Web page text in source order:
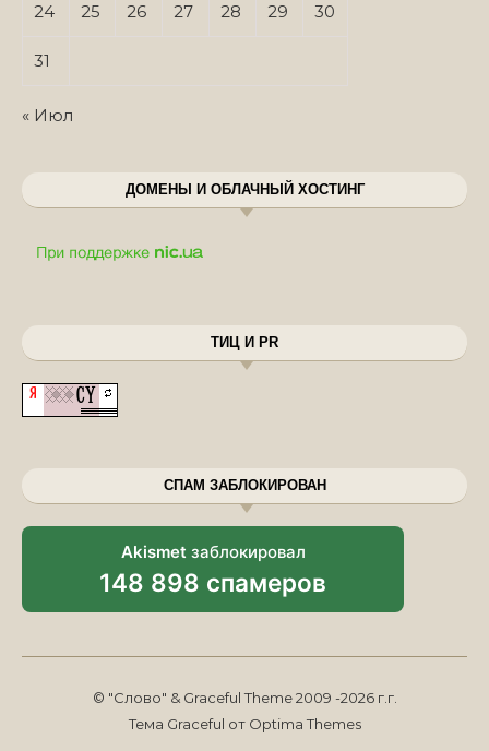
24 25 26 27 28 29 30
31
« Июл
ДОМЕНЫ И ОБЛАЧНЫЙ ХОСТИНГ
ТИЦ И PR
СПАМ ЗАБЛОКИРОВАН
Akismet заблокировал
148 898 спамеров
© "Слово" & Graceful Theme 2009 -2026 г.г.
Тема Graceful от Optima Themes